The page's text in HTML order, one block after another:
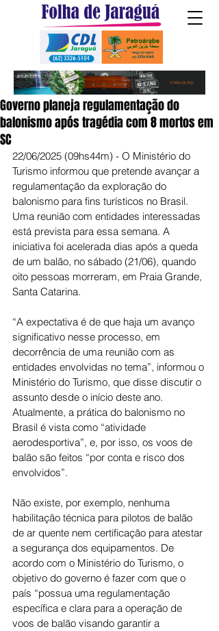
Governo planeja regulamentação do
balonismo após tragédia com 8 mortos em
SC
22/06/2025 (09hs44m) - O Ministério do
Turismo informou que pretende avançar a
regulamentação da exploração do
balonismo para fins turísticos no Brasil.
Uma reunião com entidades interessadas
está prevista para essa semana. A
iniciativa foi acelerada dias após a queda
de um balão, no sábado (21/06), quando
oito pessoas morreram, em Praia Grande,
Santa Catarina.
“A expectativa é de que haja um avanço
significativo nesse processo, em
decorrência de uma reunião com as
entidades envolvidas no tema”, informou o
Ministério do Turismo, que disse discutir o
assunto desde o início deste ano.
Atualmente, a prática do balonismo no
Brasil é vista como “atividade
aerodesportiva”, e, por isso, os voos de
balão são feitos “por conta e risco dos
envolvidos”.
Não existe, por exemplo, nenhuma
habilitação técnica para pilotos de balão
de ar quente nem certificação para atestar
a segurança dos equipamentos. De
acordo com o Ministério do Turismo, o
objetivo do governo é fazer com que o
país “possua uma regulamentação
específica e clara para a operação de
voos de balão visando garantir a